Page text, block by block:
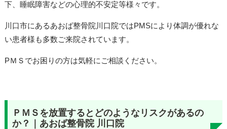
下、睡眠障害などの心理的不安定等様々です。
川口市にあるあおば整骨院川口院ではPMSにより体調が優れな
い患者様も多数ご来院されています。
PＭＳでお困りの方は気軽にご相談ください。
ＰＭＳを放置するとどのようなリスクがあるの
か？｜あおば整骨院 川口院